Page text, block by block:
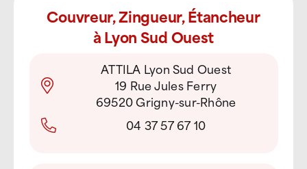
Couvreur, Zingueur, Étancheur
à Lyon Sud Ouest
ATTILA Lyon Sud Ouest
19 Rue Jules Ferry
69520 Grigny-sur-Rhône
04 37 57 67 10